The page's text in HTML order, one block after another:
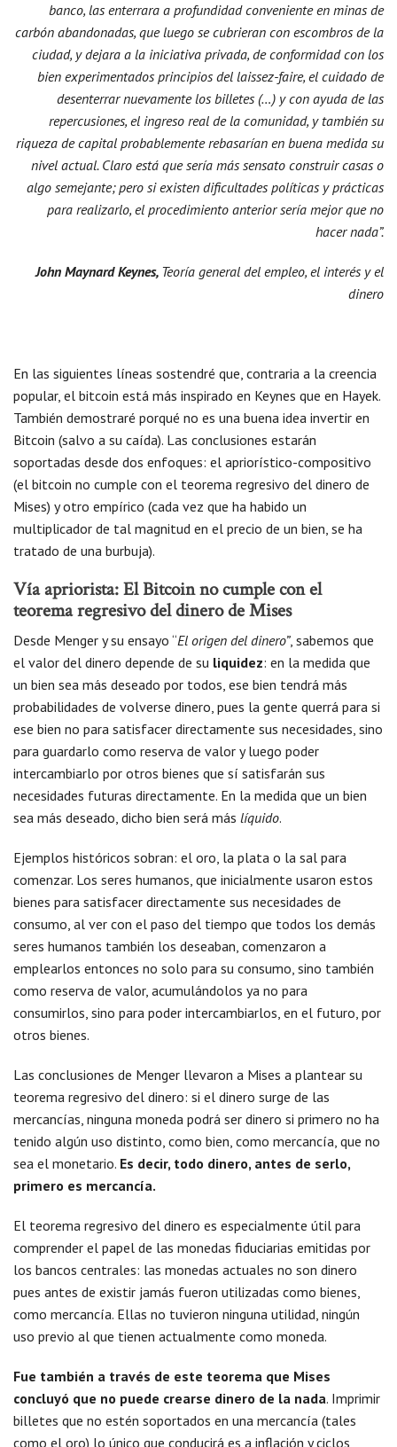
banco, las enterrara a profundidad conveniente en minas de
carbón abandonadas, que luego se cubrieran con escombros de la
ciudad, y dejara a la iniciativa privada, de conformidad con los
bien experimentados principios del laissez-faire, el cuidado de
desenterrar nuevamente los billetes (…) y con ayuda de las
repercusiones, el ingreso real de la comunidad, y también su
riqueza de capital probablemente rebasarían en buena medida su
nivel actual. Claro está que sería más sensato construir casas o
algo semejante; pero si existen dificultades políticas y prácticas
para realizarlo, el procedimiento anterior sería mejor que no
hacer nada”.
John Maynard Keynes, Teoría general del empleo, el interés y el
dinero
En las siguientes líneas sostendré que, contraria a la creencia
popular, el bitcoin está más inspirado en Keynes que en Hayek.
También demostraré porqué no es una buena idea invertir en
Bitcoin (salvo a su caída). Las conclusiones estarán
soportadas desde dos enfoques: el apriorístico-compositivo
(el bitcoin no cumple con el teorema regresivo del dinero de
Mises) y otro empírico (cada vez que ha habido un
multiplicador de tal magnitud en el precio de un bien, se ha
tratado de una burbuja).
Vía apriorista: El Bitcoin no cumple con el
teorema regresivo del dinero de Mises
Desde Menger y su ensayo “El origen del dinero”, sabemos que
el valor del dinero depende de su liquidez: en la medida que
un bien sea más deseado por todos, ese bien tendrá más
probabilidades de volverse dinero, pues la gente querrá para si
ese bien no para satisfacer directamente sus necesidades, sino
para guardarlo como reserva de valor y luego poder
intercambiarlo por otros bienes que sí satisfarán sus
necesidades futuras directamente. En la medida que un bien
sea más deseado, dicho bien será más líquido.
Ejemplos históricos sobran: el oro, la plata o la sal para
comenzar. Los seres humanos, que inicialmente usaron estos
bienes para satisfacer directamente sus necesidades de
consumo, al ver con el paso del tiempo que todos los demás
seres humanos también los deseaban, comenzaron a
emplearlos entonces no solo para su consumo, sino también
como reserva de valor, acumulándolos ya no para
consumirlos, sino para poder intercambiarlos, en el futuro, por
otros bienes.
Las conclusiones de Menger llevaron a Mises a plantear su
teorema regresivo del dinero: si el dinero surge de las
mercancías, ninguna moneda podrá ser dinero si primero no ha
tenido algún uso distinto, como bien, como mercancía, que no
sea el monetario. Es decir, todo dinero, antes de serlo,
primero es mercancía.
El teorema regresivo del dinero es especialmente útil para
comprender el papel de las monedas fiduciarias emitidas por
los bancos centrales: las monedas actuales no son dinero
pues antes de existir jamás fueron utilizadas como bienes,
como mercancía. Ellas no tuvieron ninguna utilidad, ningún
uso previo al que tienen actualmente como moneda.
Fue también a través de este teorema que Mises
concluyó que no puede crearse dinero de la nada. Imprimir
billetes que no estén soportados en una mercancía (tales
como el oro) lo único que conducirá es a inflación y ciclos